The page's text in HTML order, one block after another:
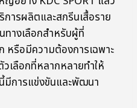
ารผลิตและสกรีนเสื้อราย
ทางเลือกสำหรับผู้ที่
หรือมีความต้องการเฉพาะ
เลือกที่หลากหลายทำให้
มีการแข่งขันและพัฒนา